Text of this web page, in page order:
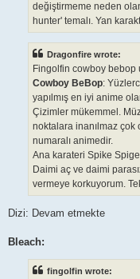
değiştirmeme neden
hunter' temalı. Yan
Dragonfire wrote:
Fingolfin cowboy bebop
Cowboy BeBop:
yapılmış en iyi anime
Çizimler mükemmel.
noktalara inanılmaz
numaralı animedir.
Ana karateri Spike
Daimi aç ve daimi
vermeye korkuyorum.
Dizi: Devam etmekte
Bleach:
fingolfin wrote: